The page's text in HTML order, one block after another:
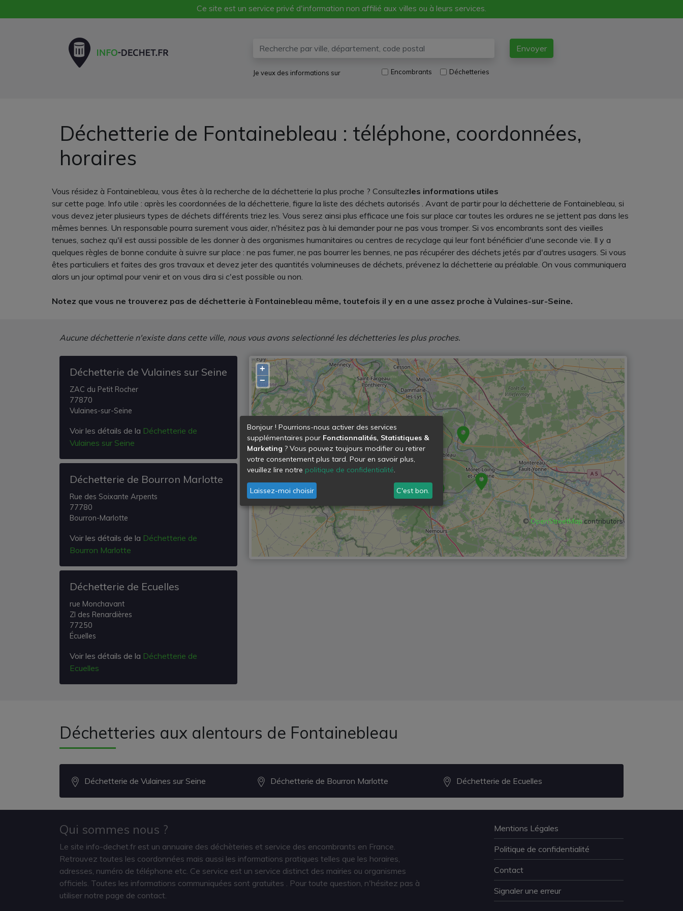
Ce site est un service privé d'information non affilié aux villes ou à leurs services.
Envoyer
Je veux des informations sur Encombrants Déchetteries
Déchetterie de Fontainebleau : téléphone, coordonnées,
horaires
Vous résidez à Fontainebleau, vous êtes à la recherche de la déchetterie la plus proche ? Consultezles informations utiles
sur cette page. Info utile : après les coordonnées de la déchetterie, figure la liste des déchets autorisés . Avant de partir pour la déchetterie de Fontainebleau, si
vous devez jeter plusieurs types de déchets différents triez les. Vous serez ainsi plus efficace une fois sur place car toutes les ordures ne se jettent pas dans les
mêmes bennes. Un responsable pourra surement vous aider, n'hésitez pas à lui demander pour ne pas vous tromper. Si vos encombrants sont des vieilles
tenues, sachez qu'il est aussi possible de les donner à des organismes humanitaires ou centres de recyclage qui leur font bénéficier d'une seconde vie. Il y a
quelques règles de bonne conduite à suivre sur place : ne pas fumer, ne pas bourrer les bennes, ne pas récupérer des déchets jetés par d'autres usagers. Si vous
êtes particuliers et faites des gros travaux et devez jeter des quantités volumineuses de déchets, prévenez la déchetterie au préalable. On vous communiquera
alors un jour optimal pour venir et on vous dira si c'est possible ou non.
Notez que vous ne trouverez pas de déchetterie à Fontainebleau même, toutefois il y en a une assez proche à Vulaines-sur-Seine.
Aucune déchetterie n'existe dans cette ville, nous vous avons selectionné les déchetteries les plus proches.
Déchetterie de Vulaines sur Seine
ZAC du Petit Rocher
77870
Vulaines-sur-Seine
Voir les détails de la Déchetterie de
Vulaines sur Seine
Déchetterie de Bourron Marlotte
Rue des Soixante Arpents
77780
Bourron-Marlotte
Voir les détails de la Déchetterie de
Bourron Marlotte
Déchetterie de Ecuelles
rue Monchavant
ZI des Renardières
77250
Écuelles
Voir les détails de la Déchetterie de
Ecuelles
+
−
©OpenStreetMapcontributors
Déchetteries aux alentours de Fontainebleau
Déchetterie de Vulaines sur Seine Déchetterie de Bourron Marlotte Déchetterie de Ecuelles
Qui sommes nous ?
Le site info-dechet.fr est un annuaire des déchèteries et service des encombrants en France.
Retrouvez toutes les coordonnées mais aussi les informations pratiques telles que les horaires,
adresses, numéro de téléphone etc. Ce service est un service distinct des mairies ou organismes
officiels. Toutes les informations communiquées sont gratuites . Pour toute question, n'hésitez pas à
utiliser notre page de contact.
Mentions Légales
Politique de confidentialité
Contact
Signaler une erreur
Bonjour ! Pourrions-nous activer des services
supplémentaires pour Fonctionnalités, Statistiques &
Marketing ? Vous pouvez toujours modifier ou retirer
votre consentement plus tard. Pour en savoir plus,
veuillez lire notre politique de confidentialité.
Laissez-moi choisir C'est bon.